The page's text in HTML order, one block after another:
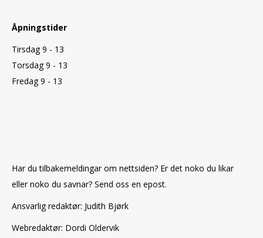
Åpningstider
Tirsdag 9 - 13
Torsdag 9 - 13
Fredag 9 - 13
Har du tilbakemeldingar om nettsiden? Er det noko du likar
eller noko du savnar? Send oss en epost.
Ansvarlig redaktør: Judith Bjørk
Webredaktør: Dordi Oldervik